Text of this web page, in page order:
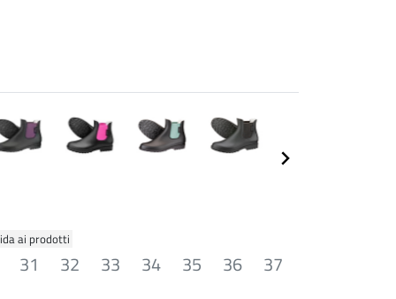
ai prodotti
31 32 33 34 35 36 37